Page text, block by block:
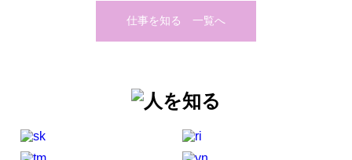
仕事を知る 一覧へ